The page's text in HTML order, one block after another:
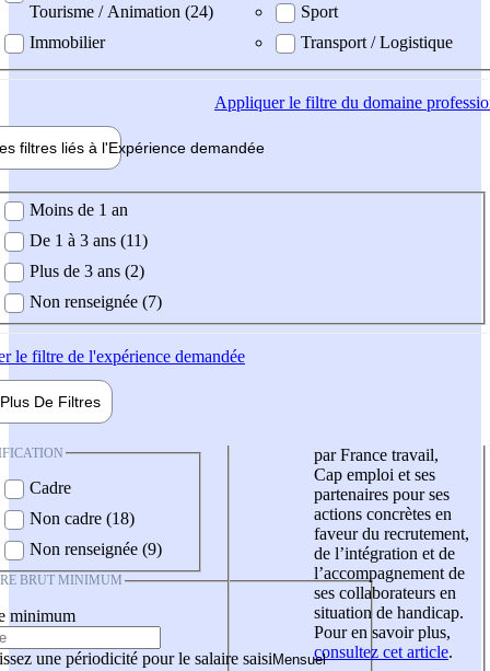
Tourisme / Animation (24)
Immobilier
Sport
Transport / Logistique
Appliquerle filtre du domaine
filtres liés à l'Expérience demandée
demandée
Moins de 1 an
De 1 à 3 ans (11)
Plus de 3 ans (2)
Non renseignée (7)
le filtre de l'expérience demandée
Plus De Filtres
Cadre
Non cadre (18)
Non renseignée (9)
BRUT MINIMUM
minimum
une périodicité pour le salaire saisi
par France travail,
Cap emploi et ses
partenaires pour ses
actions concrètes en
faveur du recrutement,
de l’intégration et de
l’accompagnement de
ses collaborateurs en
situation de handicap.
Pour en savoir plus,
consultez cet article.